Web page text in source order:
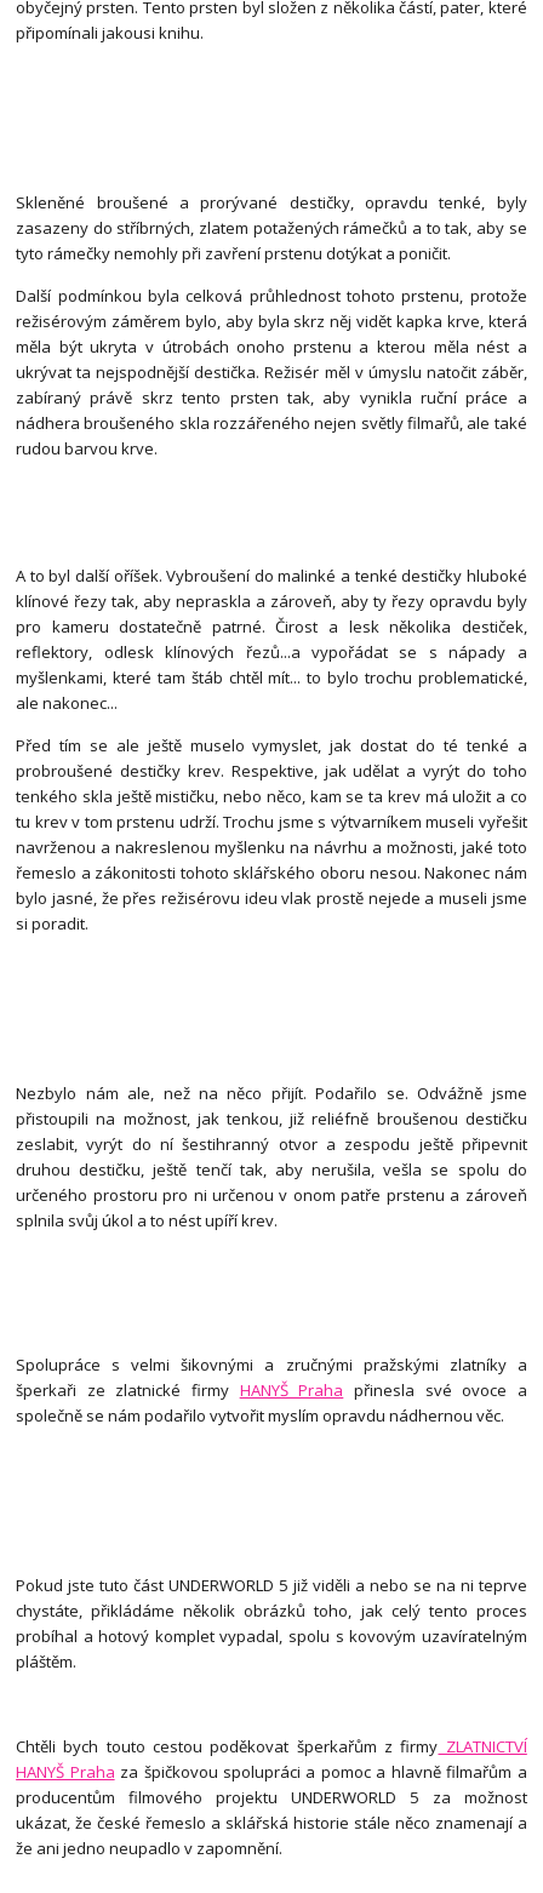
obyčejný prsten. Tento prsten byl složen z několika částí, pater, které
připomínali jakousi knihu.
Skleněné broušené a prorývané destičky, opravdu tenké, byly
zasazeny do stříbrných, zlatem potažených rámečků a to tak, aby se
tyto rámečky nemohly při zavření prstenu dotýkat a poničit.
Další podmínkou byla celková průhlednost tohoto prstenu, protože
režisérovým záměrem bylo, aby byla skrz něj vidět kapka krve, která
měla být ukryta v útrobách onoho prstenu a kterou měla nést a
ukrývat ta nejspodnější destička. Režisér měl v úmyslu natočit záběr,
zabíraný právě skrz tento prsten tak, aby vynikla ruční práce a
nádhera broušeného skla rozzářeného nejen světly filmařů, ale také
rudou barvou krve.
A to byl další oříšek. Vybroušení do malinké a tenké destičky hluboké
klínové řezy tak, aby nepraskla a zároveň, aby ty řezy opravdu byly
pro kameru dostatečně patrné. Čirost a lesk několika destiček,
reflektory, odlesk klínových řezů...a vypořádat se s nápady a
myšlenkami, které tam štáb chtěl mít... to bylo trochu problematické,
ale nakonec...
Před tím se ale ještě muselo vymyslet, jak dostat do té tenké a
probroušené destičky krev. Respektive, jak udělat a vyrýt do toho
tenkého skla ještě mističku, nebo něco, kam se ta krev má uložit a co
tu krev v tom prstenu udrží. Trochu jsme s výtvarníkem museli vyřešit
navrženou a nakreslenou myšlenku na návrhu a možnosti, jaké toto
řemeslo a zákonitosti tohoto sklářského oboru nesou. Nakonec nám
bylo jasné, že přes režisérovu ideu vlak prostě nejede a museli jsme
si poradit.
Nezbylo nám ale, než na něco přijít. Podařilo se. Odvážně jsme
přistoupili na možnost, jak tenkou, již reliéfně broušenou destičku
zeslabit, vyrýt do ní šestihranný otvor a zespodu ještě připevnit
druhou destičku, ještě tenčí tak, aby nerušila, vešla se spolu do
určeného prostoru pro ni určenou v onom patře prstenu a zároveň
splnila svůj úkol a to nést upíří krev.
Spolupráce s velmi šikovnými a zručnými pražskými zlatníky a
šperkaři ze zlatnické firmy HANYŠ Praha přinesla své ovoce a
společně se nám podařilo vytvořit myslím opravdu nádhernou věc.
Pokud jste tuto část UNDERWORLD 5 již viděli a nebo se na ni teprve
chystáte, přikládáme několik obrázků toho, jak celý tento proces
probíhal a hotový komplet vypadal, spolu s kovovým uzavíratelným
pláštěm.
Chtěli bych touto cestou poděkovat šperkařům z firmy ZLATNICTVÍ
HANYŠ Praha za špičkovou spolupráci a pomoc a hlavně filmařům a
producentům filmového projektu UNDERWORLD 5 za možnost
ukázat, že české řemeslo a sklářská historie stále něco znamenají a
že ani jedno neupadlo v zapomnění.